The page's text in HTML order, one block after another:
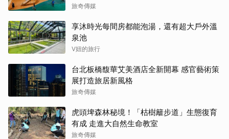
旅奇傳媒
享沐時光每間房都能泡湯，還有超大戶外溫
泉池
V妞的旅行
台北板橋馥華艾美酒店全新開幕 感官藝術策
展打造旅居新風格
旅奇傳媒
虎頭埤森林秘境！「枯樹籬步道」生態復育
有成 走進大自然生命教室
旅奇傳媒